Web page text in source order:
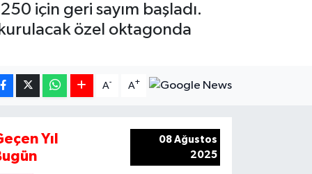
için geri sayım başladı.
özel oktagonda
A- A+
Yıl
08 Ağustos
2025